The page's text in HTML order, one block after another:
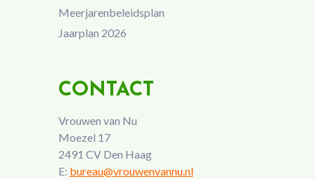
Meerjarenbeleidsplan
Jaarplan 2026
CONTACT
Vrouwen van Nu
Moezel 17
2491 CV Den Haag
E: bureau@vrouwenvannu.nl